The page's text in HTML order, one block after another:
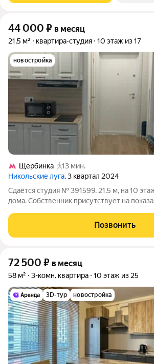
44 000 ₽ в месяц
21,5 м² квартира-студия 10 этаж из 17
новостройка
Щербинка
13 мин.
Никольские луга, 3 квартал 2024
Сдаётся студия № 391599, 21.5 м, на 10
дома. Собственник присутствует на
отдельно. По условиям проживания: можно
питомцев. Срок минимальной
Позвонить
72 500 ₽ в месяц
58 м² 3-комн. квартира 10 этаж из 25
3D-тур новостройка